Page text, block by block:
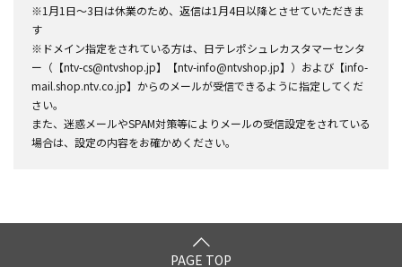
※1月1日～3日は休業のため、返信は1月4日以降とさせていただきま
す
※ドメイン指定をされている方は、日テレポシュレカスタマーセンタ
ー（【ntv-cs@ntvshop.jp】【ntv-info@ntvshop.jp】）および【info-
mail.shop.ntv.co.jp】からのメールが受信できるように指定してくだ
さい。
また、迷惑メールやSPAM対策等によりメールの受信設定をされている
場合は、設定の内容をお確かめください。
PAGE TOP